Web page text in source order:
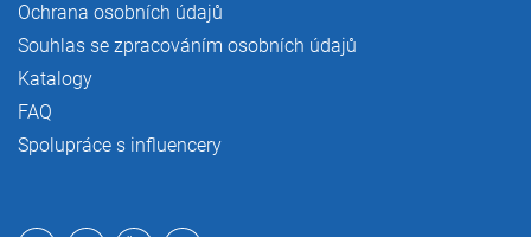
Ochrana osobních údajů
Souhlas se zpracováním osobních údajů
Katalogy
FAQ
Spolupráce s influencery